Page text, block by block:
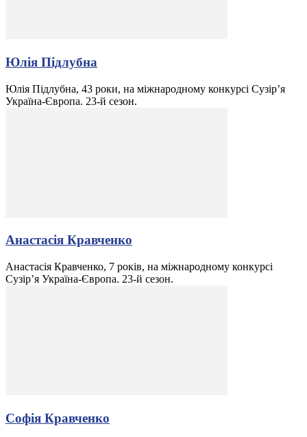
Юлія Підлубна
Юлія Підлубна, 43 роки, на міжнародному конкурсі Сузір’я
Україна-Європа. 23-й сезон.
Анастасія Кравченко
Анастасія Кравченко, 7 років, на міжнародному конкурсі
Сузір’я Україна-Європа. 23-й сезон.
Софія Кравченко